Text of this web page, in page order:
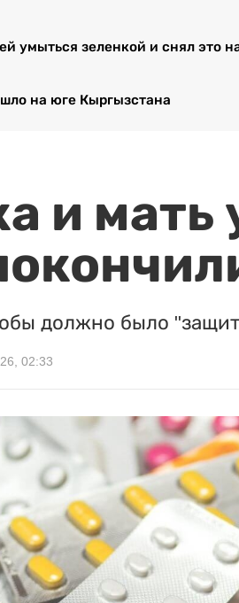
умыться зеленкой и снял это
на юге Кыргызстана
и мать
должно было
02:33